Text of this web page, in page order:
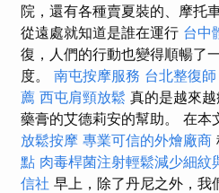
院，還有各種賣夏裝的、摩托
從遠處就知道是誰在運行 台中
復，人們的行動也變得順暢了
度。 南屯按摩服務 台北整復師
薦 西屯肩頸放鬆 真的是越來
藥膏的艾德莉安的幫助。 在本
放鬆按摩 專業可信的外燴廠商
點 肉毒桿菌注射輕鬆減少細紋
信社 早上，除了丹尼之外，我